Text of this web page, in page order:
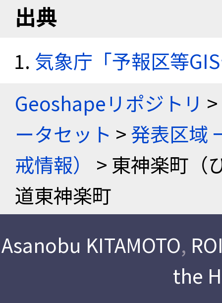
出典
気象庁「予報区等
Geoshapeリポジトリ >
ータセット >発表区域
戒情報）
> 東神楽町（
道東神楽町
Asanobu KITAMOTO,
the